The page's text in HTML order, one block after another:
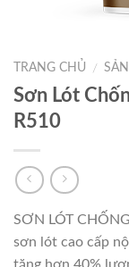
TRANG CHỦ /
Sơn Lót
R510
SƠN LÓT
sơn lót cao cấp